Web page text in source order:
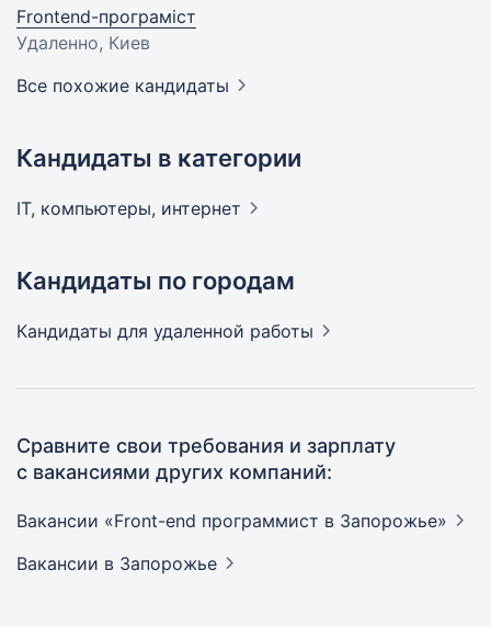
Frontend-програміст
Удаленно, Киев
Все похожие кандидаты
Кандидаты в категории
IT, компьютеры, интернет
Кандидаты по городам
Кандидаты для удаленной работы
Сравните свои требования и зарплату
с вакансиями других компаний:
Вакансии «Front-end программист в Запорожье»
Вакансии в Запорожье